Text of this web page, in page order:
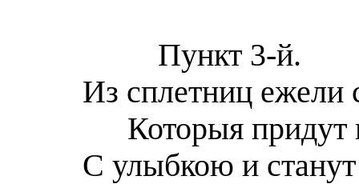
Пункт 3-й.
Из сплетниц ежели
Которыя придут
С улыбкою и